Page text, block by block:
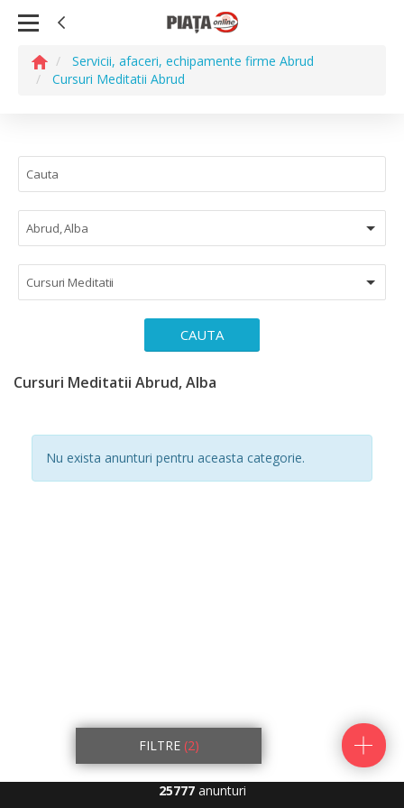
Servicii, afaceri, echipamente firme Abrud
Cursuri Meditatii Abrud
Abrud, Alba
Cursuri Meditatii
CAUTA
Cursuri Meditatii Abrud, Alba
Nu exista anunturi pentru aceasta categorie.
FILTRE (2)
25777anunturi